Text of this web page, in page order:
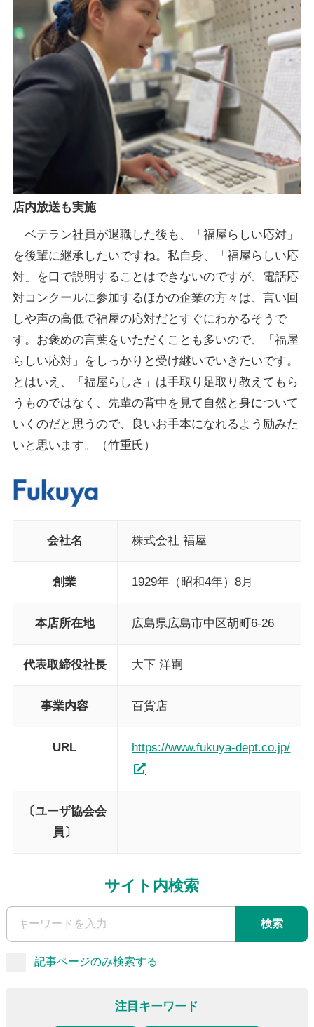
店内放送も実施
ベテラン社員が退職した後も、「福屋らしい応対」
を後輩に継承したいですね。私自身、「福屋らしい応
対」を口で説明することはできないのですが、電話応
対コンクールに参加するほかの企業の方々は、言い回
しや声の高低で福屋の応対だとすぐにわかるそうで
す。お褒めの言葉をいただくことも多いので、「福屋
らしい応対」をしっかりと受け継いでいきたいです。
とはいえ、「福屋らしさ」は手取り足取り教えてもら
うものではなく、先輩の背中を見て自然と身について
いくのだと思うので、良いお手本になれるよう励みた
いと思います。（竹重氏）
会社名 株式会社 福屋
創業 1929年（昭和4年）8月
本店所在地 広島県広島市中区胡町6-26
代表取締役社長 大下 洋嗣
事業内容 百貨店
URL https://www.fukuya-dept.co.jp/
〔ユーザ協会会
員〕
サイト内検索
検索
記事ページのみ検索する
注目キーワード